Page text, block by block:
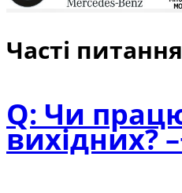
Часті
Q: Чи
вихідних? –